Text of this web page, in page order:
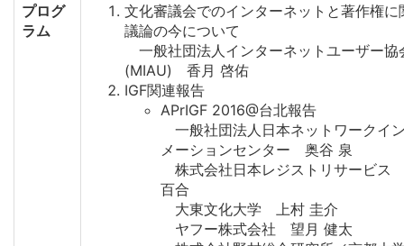
プログ
ラム
文化審議会でのインターネットと著作権に
議論の今について
一般社団法人インターネットユーザー協
(MIAU) 香月 啓佑
IGF関連報告
APrIGF 2016@台北報告
一般社団法人日本ネットワークイ
メーションセンター 奥谷 泉
株式会社日本レジストリサービス
百合
大東文化大学 上村 圭介
ヤフー株式会社 望月 健太